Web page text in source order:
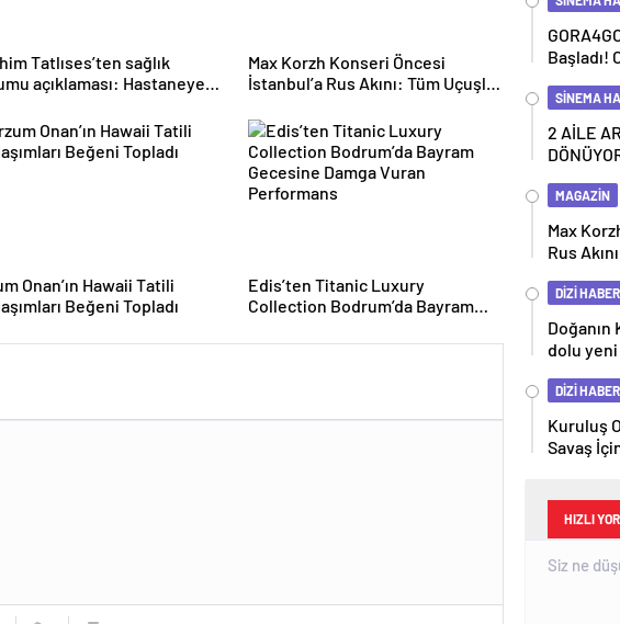
Tatlıses’ten sağlık
açıklaması: Hastaneye
Max Korzh Konseri Öncesi
İstanbul’a Rus Akını: Tüm Uçuşlar
Onan’ın Hawaii Tatili
Beğeni Topladı
Edis’ten Titanic Luxury
Collection Bodrum’da Bayram
Performans
Başladı!
SİNEMA
2 AİLE
MAGAZİN
Max
Rus Akını: Tüm Uçuşlar Doldu,
DİZİ
dolu yeni
DİZİ
Kuruluş
Savaş
HIZLI